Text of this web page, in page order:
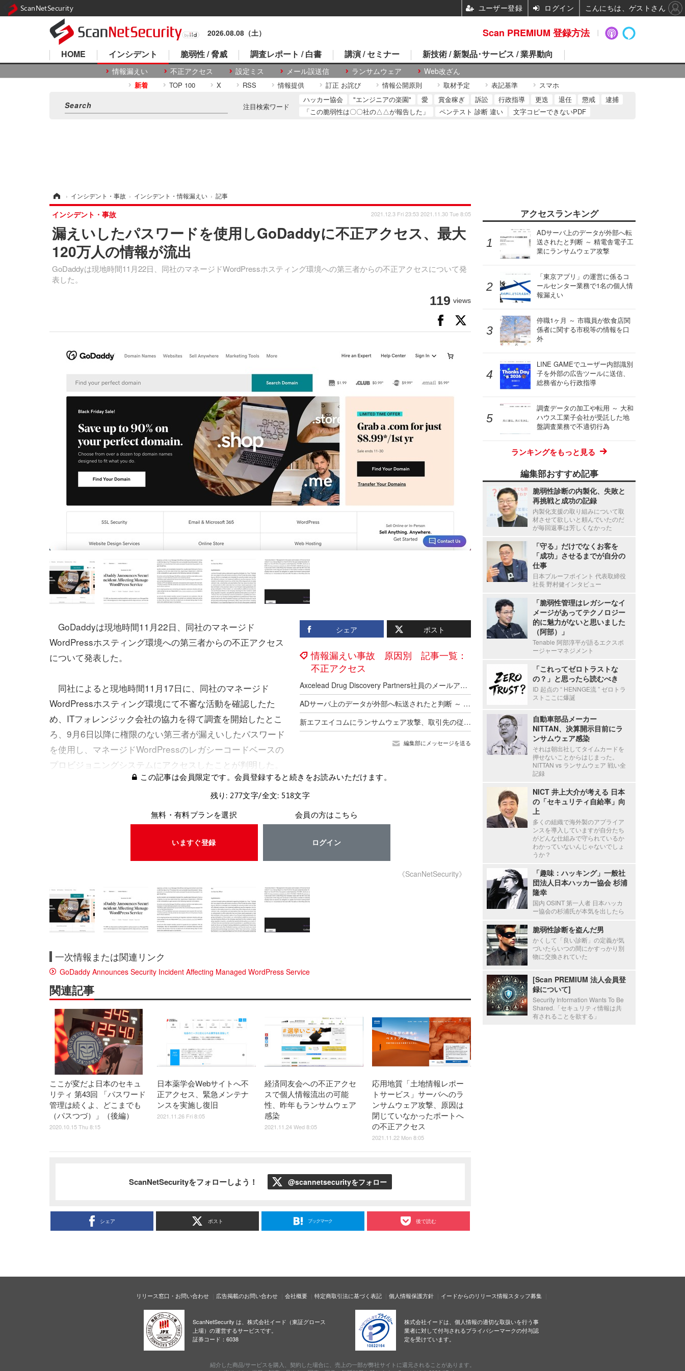
2026.08.08（土）
HOME インシデント
情報漏えい 不正アクセス 設定ミス メール誤送信 ランサムウェア Web改ざん
脆弱性 / 脅威 調査レポート / 白書 講演 / セミナー 新技術 / 新製品･サービス / 業界動向
新着 TOP 100 X RSS 情報提供 訂正 お詫び 情報公開原則 取材予定 表記基準 スマホ
注目検索ワード
ハッカー協会 "エンジニアの楽園" 愛 賞金稼ぎ 訴訟 行政指導 更迭 退任 懲戒
逮捕
「この脆弱性は〇〇社の△△が報告した」
ペンテスト 診断 違い 文字コピーできないPDF
› インシデント・事故 › インシデント・情報漏えい › 記事
漏えいしたパスワードを使用しGoDaddyに不正アクセス、最大
120万人の情報が流出
GoDaddyは現地時間11月22日、同社のマネージドWordPressホスティング環境への第三者からの不正アクセスについて発
表した。
インシデント・事故 2021.12.3 Fri 23:53 2021.11.30 Tue 8:05
119 views
シェア ポスト
情報漏えい事故 原因別 記事一覧：
不正アクセス
Axcelead Drug Discovery Partners社員のメールアカウントに不正アクセス、約7,000通のメールで痕跡を確認
ADサーバ上のデータが外部へ転送されたと判断 ～ 精電舎電子工業にランサムウェア攻撃
新エフエイコムにランサムウェア攻撃、取引先の従業員に関する個人情報が漏えいした可能性
編集部にメッセージを送る
GoDaddyは現地時間11月22日、同社のマネージド
WordPressホスティング環境への第三者からの不正アクセス
について発表した。
同社によると現地時間11月17日に、同社のマネージド
WordPressホスティング環境にて不審な活動を確認したた
め、ITフォレンジック会社の協力を得て調査を開始したとこ
ろ、9月6日以降に権限のない第三者が漏えいしたパスワード
を使用し、マネージドWordPressのレガシーコードベースの
プロビジョニングシステムにアクセスしたことが判明した。
この記事は会員限定です。会員登録すると続きをお読みいただけます。
残り: 277文字/全文: 518文字
無料・有料プランを選択
いますぐ登録
会員の方はこちら
ログイン
《ScanNetSecurity》
一次情報または関連リンク
GoDaddy Announces Security Incident Affecting Managed WordPress Service
関連記事
ここが変だよ日本のセキュ
リティ 第43回 「パスワード
管理は続くよ、どこまでも
（パスつづ）」（後編）
2020.10.15 Thu 8:15
日本薬学会Webサイトへ不
正アクセス、緊急メンテナ
ンスを実施し復旧
2021.11.26 Fri 8:05
経済同友会への不正アクセ
スで個人情報流出の可能
性、昨年もランサムウェア
感染
2021.11.24 Wed 8:05
応用地質「土地情報レポー
トサービス」サーバへのラ
ンサムウェア攻撃、原因は
閉じていなかったポートへ
の不正アクセス
2021.11.22 Mon 8:05
ScanNetSecurityをフォローしよう！ @scannetsecurityをフォロー
シェア ポスト ブックマーク 後で読む
アクセスランキング
ADサーバ上のデータが外部へ転
送されたと判断 ～ 精電舎電子工
業にランサムウェア攻撃
「東京アプリ」の運営に係るコ
ールセンター業務で1名の個人情
報漏えい
停職1ヶ月 ～ 市職員が飲食店関
係者に関する市税等の情報を口
外
LINE GAMEでユーザー内部識別
子を外部の広告ツールに送信、
総務省から行政指導
調査データの加工や転用 ～ 大和
ハウス工業子会社が受託した地
盤調査業務で不適切行為
ランキングをもっと見る
編集部おすすめ記事
脆弱性診断の内製化、失敗と
再挑戦と成功の記録
内製化支援の取り組みについて取
材させて欲しいと頼んでいたのだ
が毎回返事は芳しくなかった
「守る」だけでなくお客を
「成功」させるまでが自分の
仕事
日本プルーフポイント 代表取締役
社長 野村健インタビュー
「脆弱性管理はレガシーなイ
メージがあってテクノロジー
的に魅力がないと思いました
（阿部）」
Tenable 阿部淳平が語るエクスポ
ージャーマネジメント
「これってゼロトラストな
の？」と思ったら読むべき
ID 起点の “ HENNGE流 ” ゼロトラ
ストここに爆誕
自動車部品メーカー
NITTAN、決算開示目前にラ
ンサムウェア感染
それは朝出社してタイムカードを
押せないことからはじまった。
NITTAN vs ランサムウェア 戦い全
記録
NICT 井上大介が考える 日本
の「セキュリティ自給率」向
上
多くの組織で海外製のアプライア
ンスを導入していますが自分たち
がどんな仕組みで守られているか
わかっていないんじゃないでしょ
うか？
「趣味：ハッキング」一般社
団法人日本ハッカー協会 杉浦
隆幸
国内 OSINT 第一人者 日本ハッカ
ー協会の杉浦氏が本気を出したら
脆弱性診断を盗んだ男
かくして「良い診断」の定義が気
づいたらいつの間にかすっかり別
物に交換されていた
[Scan PREMIUM 法人会員登
録について]
Security Information Wants To Be
Shared.「セキュリティ情報は共
有されることを欲する」
リリース窓口・お問い合わせ 広告掲載のお問い合わせ 会社概要 特定商取引法に基づく表記 個人情報保護方針 イードからのリリース情報スタッフ募集
ScanNetSecurity は、株式会社イード（東証グロース
上場）の運営するサービスです。
証券コード：6038
株式会社イードは、個人情報の適切な取扱いを行う事
業者に対して付与されるプライバシーマークの付与認
定を受けています。
紹介した商品/サービスを購入、契約した場合に、売上の一部が弊社サイトに還元されることがあります。
Scan PREMIUM 登録方法
ScanNetSecurity ユーザー登録 ログイン こんにちは、ゲストさん